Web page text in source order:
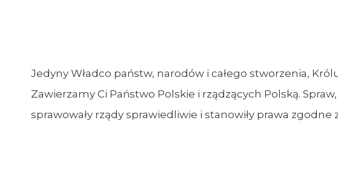
Jedyny Władco państw, narodów i całego stworzenia,
Zawierzamy Ci Państwo Polskie i rządzących Polską.
sprawowały rządy sprawiedliwie i stanowiły prawa zgodne